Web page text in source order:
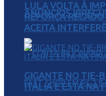
ANÚNCIOS
LULA VOLTA À
REFORÇA
ACEITA
GIGANTE NO TIE-
ITÁLIA E ESTÁ NA